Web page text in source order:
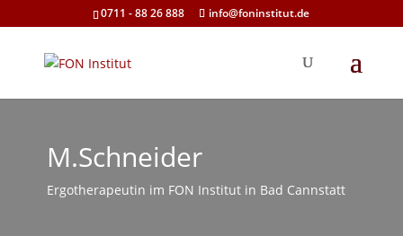
0711 - 88 26 888 info@foninstitut.de
M.Schneider
Ergotherapeutin im FON Institut in Bad Cannstatt